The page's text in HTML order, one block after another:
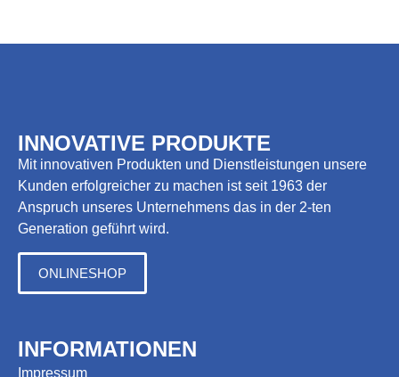
INNOVATIVE PRODUKTE
Mit innovativen Produkten und Dienstleistungen unsere
Kunden erfolgreicher zu machen ist seit 1963 der
Anspruch unseres Unternehmens das in der 2-ten
Generation geführt wird.
ONLINESHOP
INFORMATIONEN
Impressum